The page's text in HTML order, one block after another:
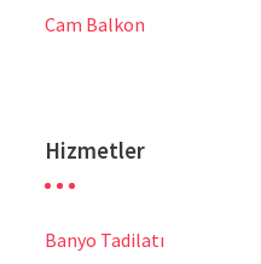
Cam Balkon
Hizmetler
Banyo Tadilatı